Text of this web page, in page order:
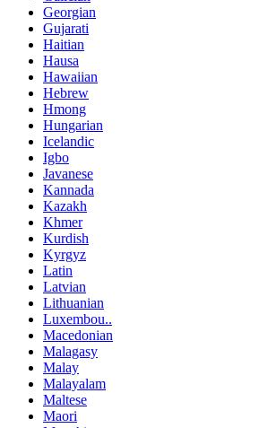
Georgian
Gujarati
Haitian
Hausa
Hawaiian
Hebrew
Hmong
Hungarian
Icelandic
Igbo
Javanese
Kannada
Kazakh
Khmer
Kurdish
Kyrgyz
Latin
Latvian
Lithuanian
Luxembou..
Macedonian
Malagasy
Malay
Malayalam
Maltese
Maori